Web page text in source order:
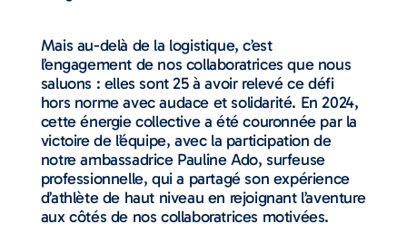
Mais au-delà de la logistique, c’est
l’engagement de nos collaboratrices que nous
saluons : elles sont 25 à avoir relevé ce défi
hors norme avec audace et solidarité. En 2024,
cette énergie collective a été couronnée par la
victoire de l’équipe, avec la participation de
notre ambassadrice Pauline Ado, surfeuse
professionnelle, qui a partagé son expérience
d’athlète de haut niveau en rejoignant l’aventure
aux côtés de nos collaboratrices motivées.